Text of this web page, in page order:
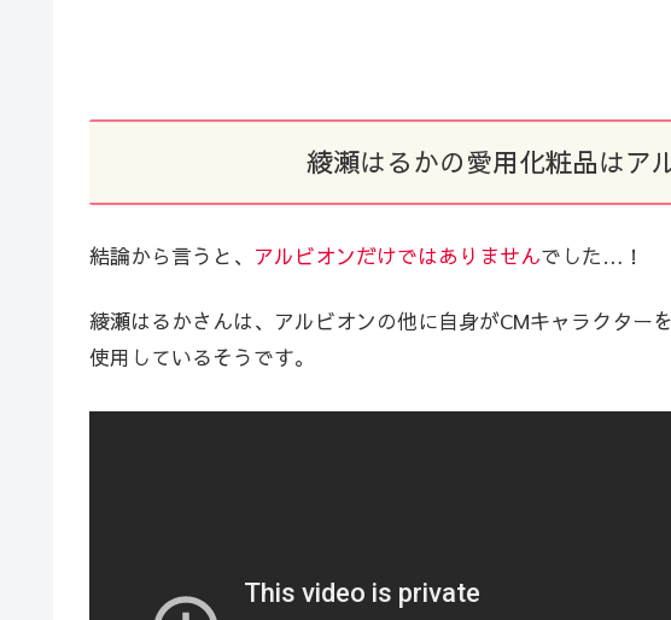
綾瀬はるかの愛用化粧品はア
結論から言うと、 アルビオンだけではありませんでした…！
綾瀬はるかさんは、アルビオンの他に自身がCMキャラクター
使用しているそうです。